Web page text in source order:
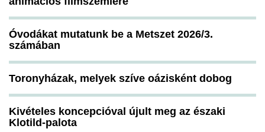
Óvodákat mutatunk be a Metszet 2026/3.
számában
Toronyházak, melyek szíve oázisként dobog
Kivételes koncepcióval újult meg az északi
Klotild-palota